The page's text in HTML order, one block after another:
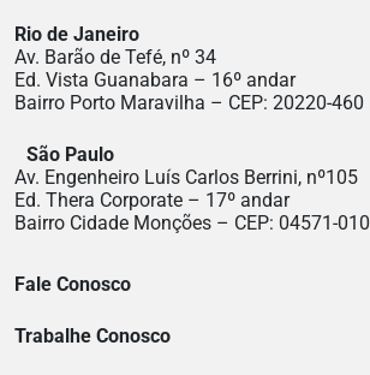
Rio de Janeiro
Av. Barão de Tefé, nº 34
Ed. Vista Guanabara – 16º andar
Bairro Porto Maravilha – CEP: 20220-460
São Paulo
Av. Engenheiro Luís Carlos Berrini, nº105
Ed. Thera Corporate – 17º andar
Bairro Cidade Monções – CEP: 04571-010
Fale Conosco
Trabalhe Conosco